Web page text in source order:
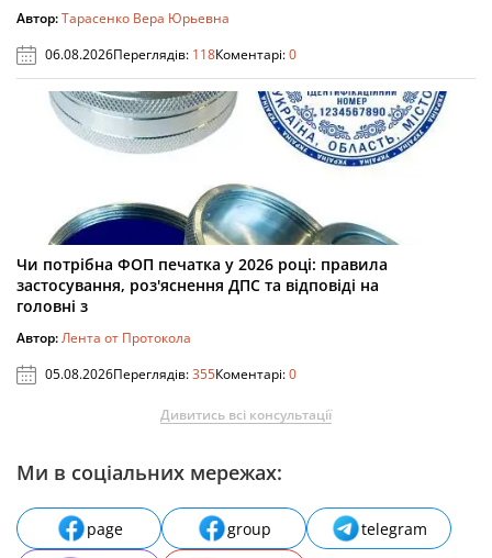
Автор:Тарасенко Вера Юрьевна
06.08.2026Переглядів: 118Коментарі:0
Чи потрібна ФОП печатка у 2026 році: правила
застосування, роз'яснення ДПС та відповіді на
головні з
Автор:Лента от Протокола
05.08.2026Переглядів:355Коментарі:0
Дивитись всі консультації
Ми в соціальних мережах:
page group
telegram